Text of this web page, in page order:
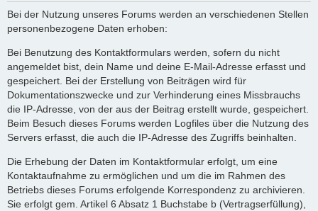
Bei der Nutzung unseres Forums werden an verschiedenen Stellen
personenbezogene Daten erhoben:
Bei Benutzung des Kontaktformulars werden, sofern du nicht
angemeldet bist, dein Name und deine E-Mail-Adresse erfasst und
gespeichert. Bei der Erstellung von Beiträgen wird für
Dokumentationszwecke und zur Verhinderung eines Missbrauchs
die IP-Adresse, von der aus der Beitrag erstellt wurde, gespeichert.
Beim Besuch dieses Forums werden Logfiles über die Nutzung des
Servers erfasst, die auch die IP-Adresse des Zugriffs beinhalten.
Die Erhebung der Daten im Kontaktformular erfolgt, um eine
Kontaktaufnahme zu ermöglichen und um die im Rahmen des
Betriebs dieses Forums erfolgende Korrespondenz zu archivieren.
Sie erfolgt gem. Artikel 6 Absatz 1 Buchstabe b (Vertragserfüllung),